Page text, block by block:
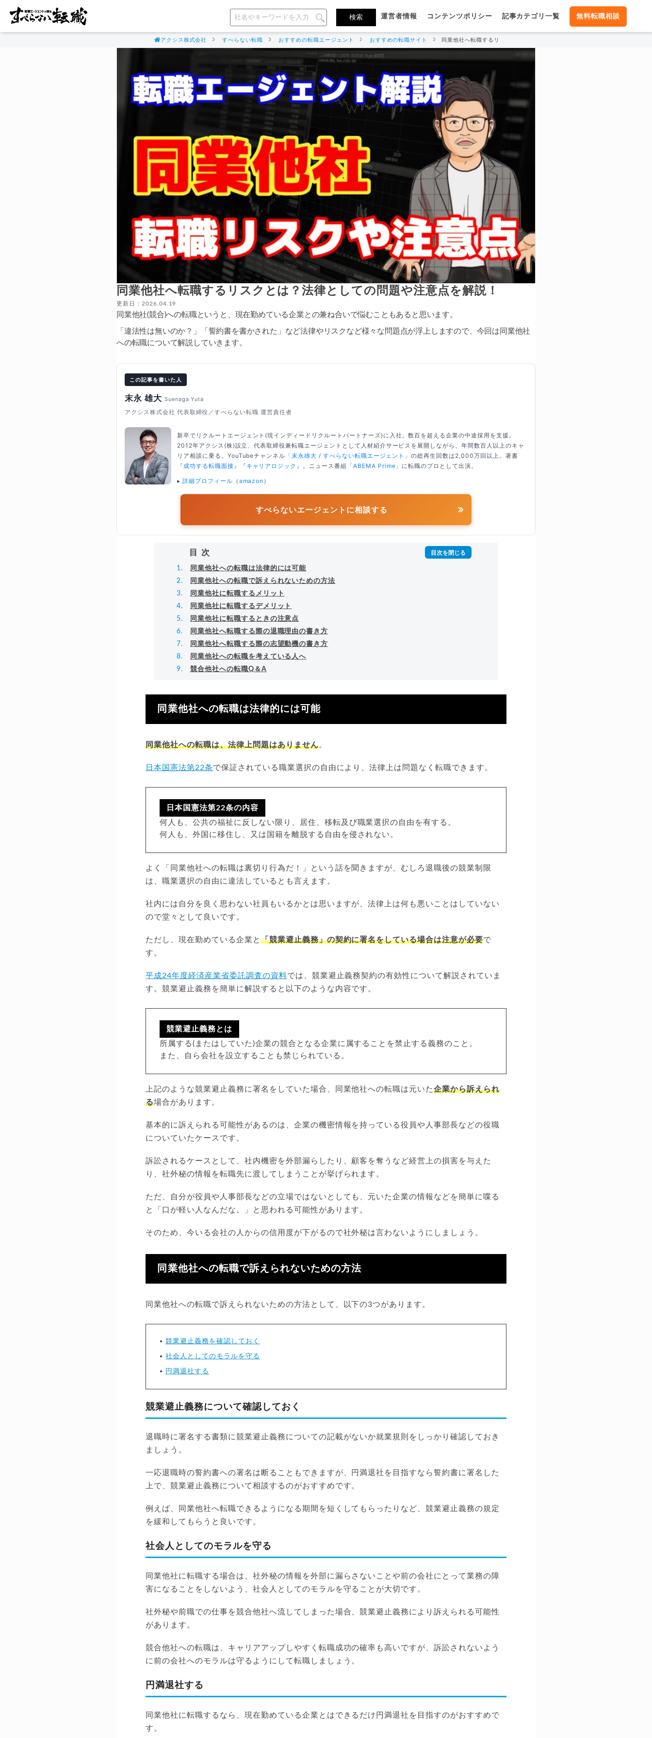
運営者情報 コンテンツポリシー 記事カテゴリ一覧 無料転職相談
アクシス株式会社 すべらない転職 おすすめの転職エージェント おすすめの転職サイト 同業他社へ転職するリスクとは？法律としての問題や注意点を解説！
同業他社へ転職するリスクとは？法律としての問題や注意点を解説！
更新日：2026.04.19
同業他社(競合)への転職というと、現在勤めている企業との兼ね合いで悩むこともあると思います。
「違法性は無いのか？」「誓約書を書かされた」など法律やリスクなど様々な問題点が浮上しますので、今回は同業他社
への転職について解説していきます。
この記事を書いた人
末永 雄大 Suenaga Yuta
アクシス株式会社 代表取締役／すべらない転職 運営責任者
新卒でリクルートエージェント(現インディードリクルートパートナーズ)に入社。数百を超える企業の中途採用を支援。
2012年アクシス(株)設立、代表取締役兼転職エージェントとして人材紹介サービスを展開しながら、年間数百人以上のキャ
リア相談に乗る。YouTubeチャンネル 「末永雄大 / すべらない転職エージェント」の総再生回数は2,000万回以上。著書
『成功する転職面接』
『キャリアロジック』 。ニュース番組 「ABEMA Prime」 に転職のプロとして出演。
▸ 詳細プロフィール （ amazon ）
すべらないエージェントに相談する
目次
同業他社への転職は法律的には可能
同業他社への転職で訴えられないための方法
同業他社に転職するメリット
同業他社に転職するデメリット
同業他社に転職するときの注意点
同業他社へ転職する際の退職理由の書き方
同業他社へ転職する際の志望動機の書き方
同業他社への転職を考えている人へ
競合他社への転職Q＆A
同業他社への転職は法律的には可能
同業他社への転職は、法律上問題はありません。
日本国憲法第22条で保証されている職業選択の自由により、法律上は問題なく転職できます。
日本国憲法第22条の内容
何人も、公共の福祉に反しない限り、居住、移転及び職業選択の自由を有する。
何人も、外国に移住し、又は国籍を離脱する自由を侵されない。
よく「同業他社への転職は裏切り行為だ！」という話を聞きますが、むしろ退職後の競業制限
は、職業選択の自由に違法しているとも言えます。
社内には自分を良く思わない社員もいるかとは思いますが、法律上は何も悪いことはしていない
ので堂々として良いです。
ただし、現在勤めている企業と 「競業避止義務」の契約に署名をしている場合は注意が必要で
す。
平成24年度経済産業省委託調査の資料では、競業避止義務契約の有効性について解説されていま
す。競業避止義務を簡単に解説すると以下のような内容です。
競業避止義務とは
所属する(またはしていた)企業の競合となる企業に属することを禁止する義務のこと。
また、自ら会社を設立することも禁じられている。
上記のような競業避止義務に署名をしていた場合、同業他社への転職は元いた企業から訴えられ
る場合があります。
基本的に訴えられる可能性があるのは、企業の機密情報を持っている役員や人事部長などの役職
についていたケースです。
訴訟されるケースとして、社内機密を外部漏らしたり、顧客を奪うなど経営上の損害を与えた
り、社外秘の情報を転職先に渡してしまうことが挙げられます。
ただ、自分が役員や人事部長などの立場ではないとしても、元いた企業の情報などを簡単に喋る
と「口が軽い人なんだな。」と思われる可能性があります。
そのため、今いる会社の人からの信用度が下がるので社外秘は言わないようにしましょう。
同業他社への転職で訴えられないための方法
同業他社への転職で訴えられないための方法として、以下の3つがあります。
競業避止義務を確認しておく
社会人としてのモラルを守る
円満退社する
競業避止義務について確認しておく
退職時に署名する書類に競業避止義務についての記載がないか就業規則をしっかり確認しておき
ましょう。
一応退職時の誓約書への署名は断ることもできますが、円満退社を目指すなら誓約書に署名した
上で、競業避止義務について相談するのがおすすめです。
例えば、同業他社へ転職できるようになる期間を短くしてもらったりなど、競業避止義務の規定
を緩和してもらうと良いです。
社会人としてのモラルを守る
同業他社に転職する場合は、社外秘の情報を外部に漏らさないことや前の会社にとって業務の障
害になることをしないよう、社会人としてのモラルを守ることが大切です。
社外秘や前職での仕事を競合他社へ流してしまった場合、競業避止義務により訴えられる可能性
があります。
競合他社への転職は、キャリアアップしやすく転職成功の確率も高いですが、訴訟されないよう
に前の会社へのモラルは守るようにして転職しましょう。
円満退社する
同業他社に転職するなら、現在勤めている企業とはできるだけ円満退社を目指すのがおすすめで
す。